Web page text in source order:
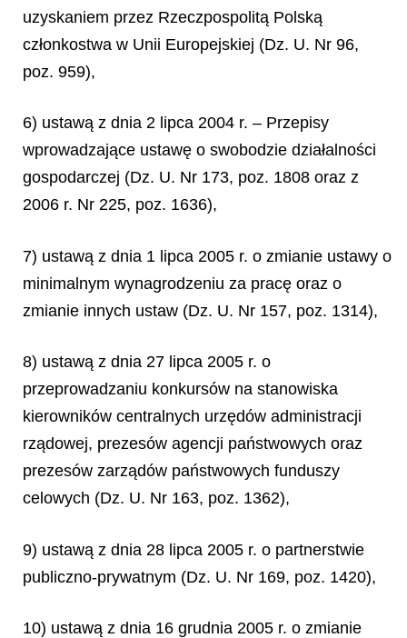
uzyskaniem przez Rzeczpospolitą Polską
członkostwa w Unii Europejskiej (Dz. U. Nr 96,
poz. 959),
6) ustawą z dnia 2 lipca 2004 r. – Przepisy
wprowadzające ustawę o swobodzie działalności
gospodarczej (Dz. U. Nr 173, poz. 1808 oraz z
2006 r. Nr 225, poz. 1636),
7) ustawą z dnia 1 lipca 2005 r. o zmianie ustawy o
minimalnym wynagrodzeniu za pracę oraz o
zmianie innych ustaw (Dz. U. Nr 157, poz. 1314),
8) ustawą z dnia 27 lipca 2005 r. o
przeprowadzaniu konkursów na stanowiska
kierowników centralnych urzędów administracji
rządowej, prezesów agencji państwowych oraz
prezesów zarządów państwowych funduszy
celowych (Dz. U. Nr 163, poz. 1362),
9) ustawą z dnia 28 lipca 2005 r. o partnerstwie
publiczno-prywatnym (Dz. U. Nr 169, poz. 1420),
10) ustawą z dnia 16 grudnia 2005 r. o zmianie